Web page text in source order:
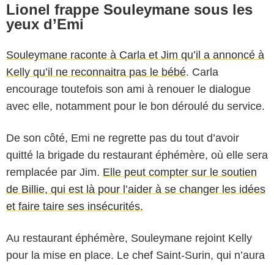
Lionel frappe Souleymane sous les
yeux d’Emi
Souleymane raconte à Carla et Jim qu’il a annoncé à
Kelly qu’il ne reconnaitra pas le bébé. Carla
encourage toutefois son ami à renouer le dialogue
avec elle, notamment pour le bon déroulé du service.
De son côté, Emi ne regrette pas du tout d’avoir
quitté la brigade du restaurant éphémère, où elle sera
remplacée par Jim. Elle peut compter sur le soutien
de Billie, qui est là pour l’aider à se changer les idées
et faire taire ses insécurités.
Au restaurant éphémère, Souleymane rejoint Kelly
pour la mise en place. Le chef Saint-Surin, qui n’aura